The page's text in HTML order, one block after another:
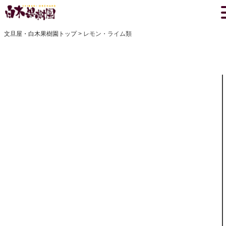
文旦屋・白木果樹園トップ レモン・ライム類